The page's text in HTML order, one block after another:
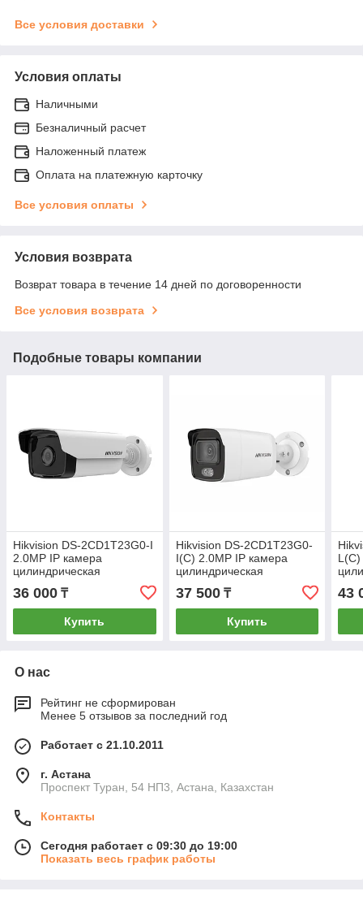
Все условия доставки
Условия оплаты
Наличными
Безналичный расчет
Наложенный платеж
Оплата на платежную карточку
Все условия оплаты
Условия возврата
Возврат товара в течение 14 дней по договоренности
Все условия возврата
Подобные товары компании
Hikvision DS-2CD1T23G0-I
2.0MP IP камера
цилиндрическая
36 000 ₸
Купить
Hikvision DS-2CD1T23G0-
I(C) 2.0MP IP камера
цилиндрическая
37 500₸
Купить
43
О нас
Рейтинг не сформирован
Менее 5 отзывов за последний год
Работает с 21.10.2011
г. Астана
Проспект Туран, 54 НП3, Астана, Казахстан
Контакты
Сегодня работает с 09:30 до 19:00
Показать весь график работы